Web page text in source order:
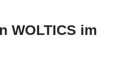
WOLTICS im